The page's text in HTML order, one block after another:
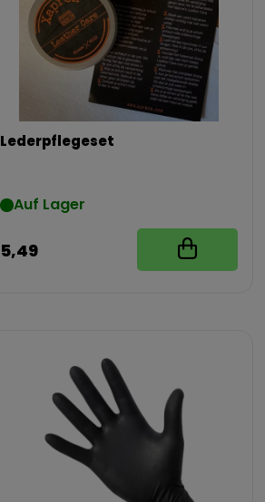
Lederpflegeset
Auf Lager
5,49